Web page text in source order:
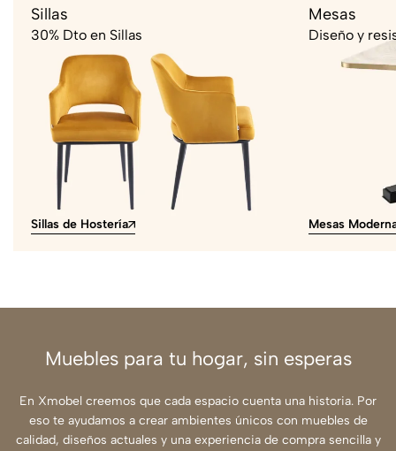
Sillas
30% Dto en Sillas
Sillas de Hostería
Mesas
Diseño y
Mesas
Muebles para tu hogar, sin esperas
En Xmobel creemos que cada espacio cuenta una historia. Por
eso te ayudamos a crear ambientes únicos con muebles de
calidad, diseños actuales y una experiencia de compra sencilla y